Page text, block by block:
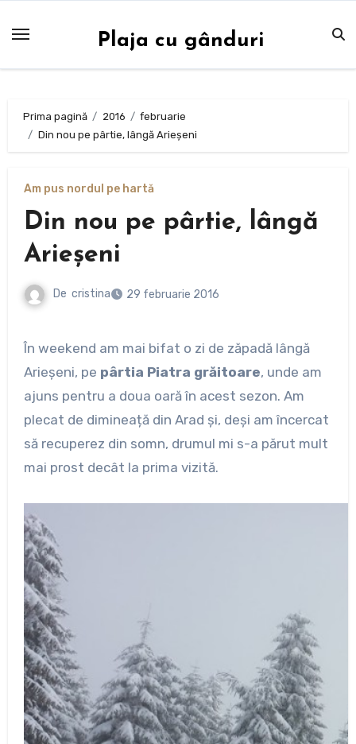
Plaja cu gânduri
Prima pagină 2016
februarie
Din nou pe pârtie, lângă Arieșeni
Am pus nordul pe hartă
Din nou pe pârtie, lângă
Arieșeni
De cristina 29 februarie 2016
În weekend am mai bifat o zi de zăpadă lângă
Arieșeni, pe pârtia Piatra grăitoare, unde am
ajuns pentru a doua oară în acest sezon. Am
plecat de dimineață din Arad și, deși am încercat
să recuperez din somn, drumul mi s-a părut mult
mai prost decât la prima vizită.